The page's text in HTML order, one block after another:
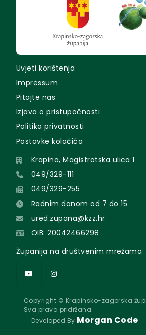
Uvjeti korištenja
Impressum
Pitajte nas
Izjava o pristupačnosti
Politika privatnosti
Postavke kolačića
Krapina, Magistratska ulica 1
049/329-111
049/329-255
Radnim danom od 7 do 15
ured.zupana@kzz.hr
OIB: 20042466298
Županija na društvenim mrežama
Copyright © Krapinsko-zagorska
Sva prava pridržana.
Developed By Morgan Code